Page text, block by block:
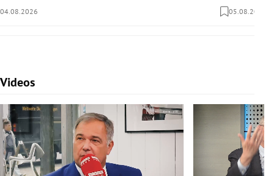
04.08.2026 05.08.2026
Videos
Slide 1 von 7